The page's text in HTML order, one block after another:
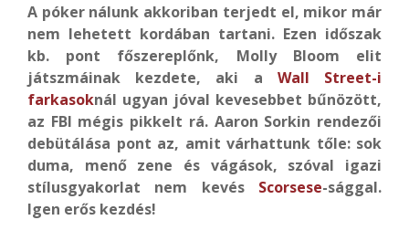
A póker nálunk akkoriban terjedt el, mikor már
nem lehetett kordában tartani. Ezen időszak
kb. pont főszereplőnk, Molly Bloom elit
játszmáinak kezdete, aki a Wall Street-i
farkasoknál ugyan jóval kevesebbet bűnözött,
az FBI mégis pikkelt rá. Aaron Sorkin rendezői
debütálása pont az, amit várhattunk tőle: sok
duma, menő zene és vágások, szóval igazi
stílusgyakorlat nem kevés Scorsese-sággal.
Igen erős kezdés!